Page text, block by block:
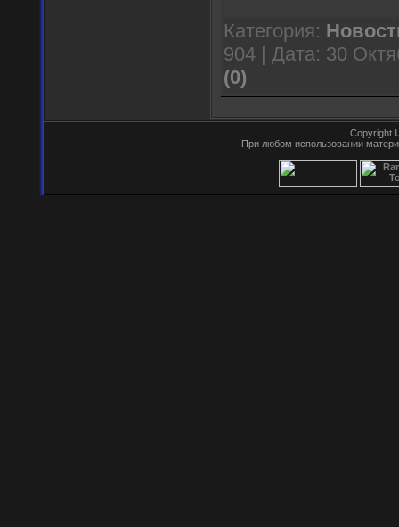
Категория:
904 | Дата: 30
(0)
Copyright
При любом использовании